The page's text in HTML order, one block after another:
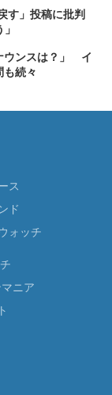
す」投稿に批判
ウンスは？」 イ
続々
ス
ド
ォッチ
ニア